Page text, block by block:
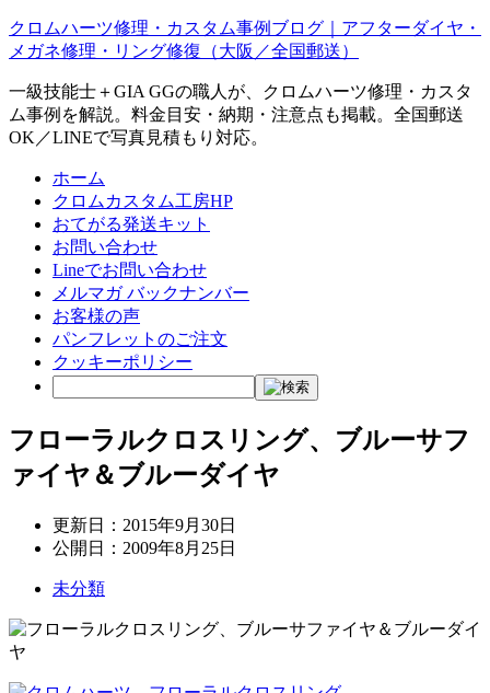
クロムハーツ修理・カスタム事例ブログ｜アフターダイヤ・
メガネ修理・リング修復（大阪／全国郵送）
一級技能士＋GIA GGの職人が、クロムハーツ修理・カスタ
ム事例を解説。料金目安・納期・注意点も掲載。全国郵送
OK／LINEで写真見積もり対応。
ホーム
クロムカスタム工房HP
おてがる発送キット
お問い合わせ
Lineでお問い合わせ
メルマガ バックナンバー
お客様の声
パンフレットのご注文
クッキーポリシー
フローラルクロスリング、ブルーサフ
ァイヤ＆ブルーダイヤ
更新日： 2015年9月30日
公開日： 2009年8月25日
未分類